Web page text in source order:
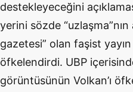
destekleyeceğini
yerini sözde “uzlaşma”nın
gazetesi” olan faşist yayın
öfkelendirdi. UBP
görüntüsünün Volkan’ı